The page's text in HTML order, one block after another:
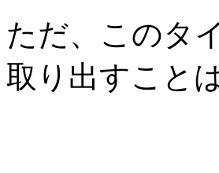
ただ、このタ
取り出すこと